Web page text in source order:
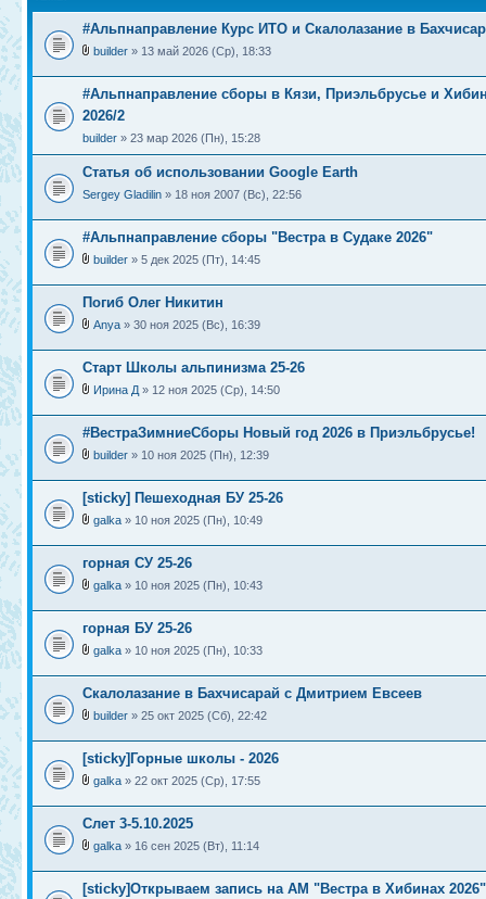
#Альпнаправление Курс ИТО и Скалолазание в
builder » 13 май 2026 (Ср), 18:33
#Альпнаправление сборы в Кязи, Приэльбрусье и
2026/2
builder » 23 мар 2026 (Пн), 15:28
Статья об использовании Google Earth
Sergey Gladilin » 18 ноя 2007 (Вс), 22:56
#Альпнаправление сборы "Вестра в Судаке 2026"
builder » 5 дек 2025 (Пт), 14:45
Погиб Олег Никитин
Anya » 30 ноя 2025 (Вс), 16:39
Старт Школы альпинизма 25-26
Ирина Д » 12 ноя 2025 (Ср), 14:50
#ВестраЗимниеСборы Новый год 2026 в Приэльбрусье!
builder » 10 ноя 2025 (Пн), 12:39
[sticky] Пешеходная БУ 25-26
galka » 10 ноя 2025 (Пн), 10:49
горная СУ 25-26
galka » 10 ноя 2025 (Пн), 10:43
горная БУ 25-26
galka » 10 ноя 2025 (Пн), 10:33
Скалолазание в Бахчисарай с Дмитрием Евсеев
builder » 25 окт 2025 (Сб), 22:42
[sticky]Горные школы - 2026
galka » 22 окт 2025 (Ср), 17:55
Слет 3-5.10.2025
galka » 16 сен 2025 (Вт), 11:14
[sticky]Открываем запись на АМ "Вестра в Хибинах 2026"